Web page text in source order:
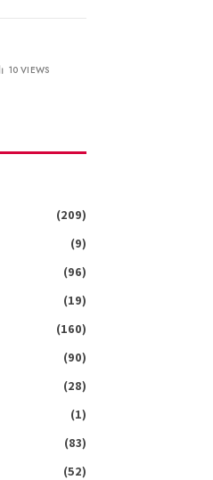
10VIEWS
(209)
(9)
(96)
(19)
(160)
(90)
(28)
(1)
(83)
(52)